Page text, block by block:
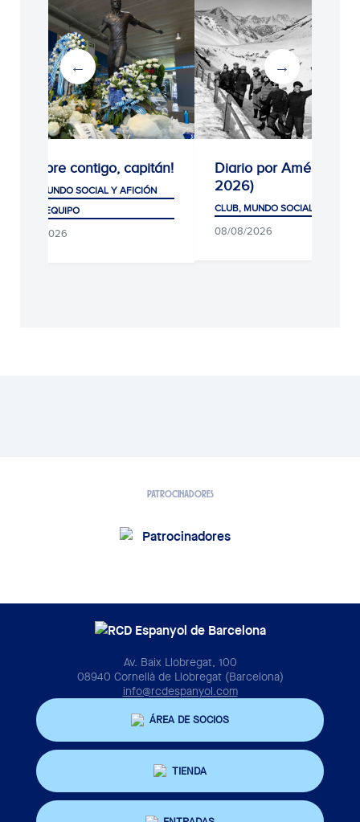
¡Siempre contigo, capitán!
CLUB, MUNDO SOCIAL Y AFICIÓN
PRIMER EQUIPO
08/08/2026
Diario por América
2026)
CLUB, MUNDO SOCIAL Y
08/08/2026
PATROCINADORES
Av. Baix Llobregat, 100
08940 Cornellà de Llobregat (Barcelona)
info@rcdespanyol.com
ÁREA DE SOCIOS
TIENDA